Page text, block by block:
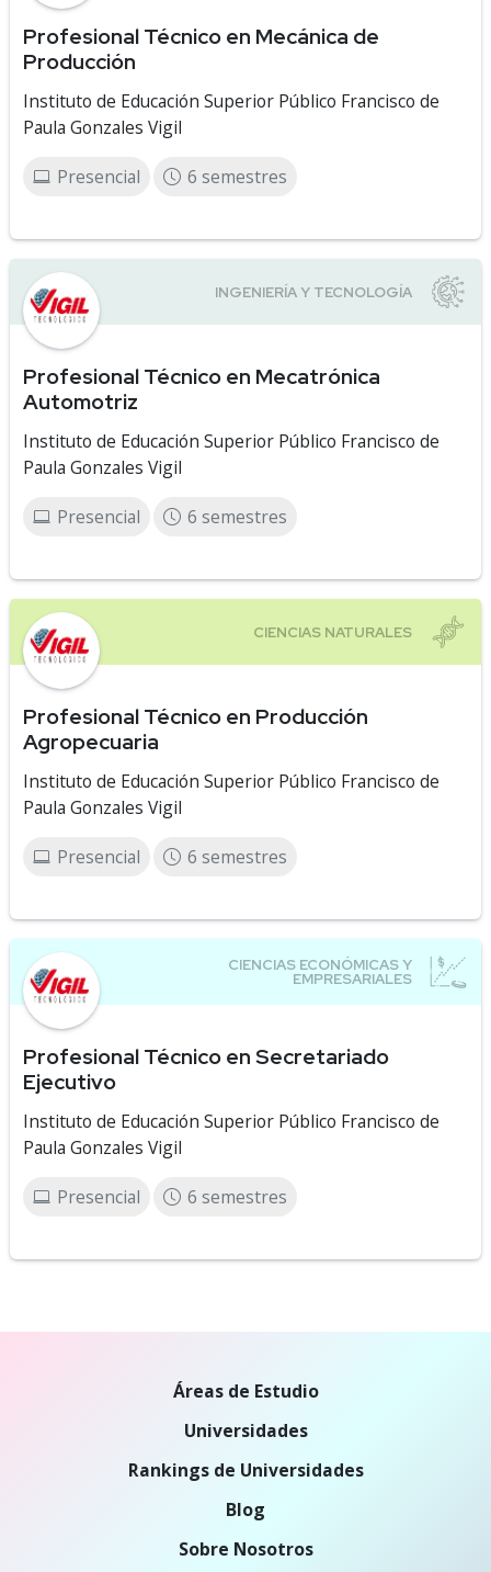
Profesional Técnico en Mecánica de
Producción
Instituto de Educación Superior Público Francisco de
Paula Gonzales Vigil
Presencial 6 semestres
Profesional Técnico en Mecatrónica
Automotriz
Instituto de Educación Superior Público Francisco de
Paula Gonzales Vigil
Presencial 6 semestres
Profesional Técnico en Producción
Agropecuaria
Instituto de Educación Superior Público Francisco de
Paula Gonzales Vigil
Presencial 6 semestres
Profesional Técnico en Secretariado
Ejecutivo
Instituto de Educación Superior Público Francisco de
Paula Gonzales Vigil
Presencial 6 semestres
Áreas de Estudio
Universidades
Rankings de Universidades
Blog
Sobre Nosotros